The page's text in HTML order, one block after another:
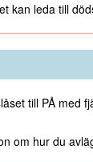
kan leda till
till PÅ med
om hur du